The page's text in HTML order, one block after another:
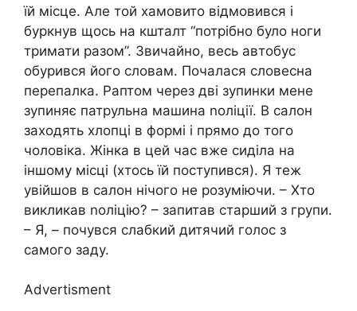
їй місце. Але той хамовито відмовився і
буркнув щось на кшталт “потрібно було ноги
тримати разом”. Звичайно, весь автобус
обурився його словам. Почалася словесна
перепалка. Раптом через дві зупинки мене
зупиняє патрульна машина nоліції. В салон
заходять хлопці в формі і прямо до того
чоловіка. Жінка в цей час вже сиділа на
іншому місці (хтось їй поступився). Я теж
увійшов в салон нічого не розуміючи. – Хто
викликав nоліцію? – запитав старший з групи.
– Я, – почувся слабкий дитячий голос з
самого заду.
Advertisment